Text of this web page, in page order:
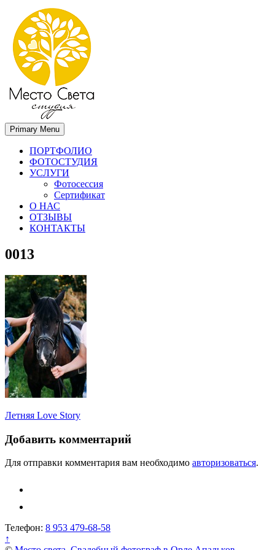
Место света. Свадебный фотограф в Орле Апальков Вячеслав
Свадебный фотограф в Орле
Primary Menu
ПОРТФОЛИО
ФОТОСТУДИЯ
УСЛУГИ
Фотосессия
Сертификат
О НАС
ОТЗЫВЫ
КОНТАКТЫ
0013
Навигация
по
записям
Летняя Love Story
Добавить комментарий
Для отправки комментария вам необходимо авторизоваться.
Телефон: 8 953 479-68-58
↑